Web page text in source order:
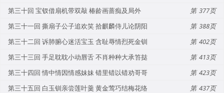
第三十回 宝钗借扇机带双敲 椿龄画蔷痴及局外
377
第三十一回 撕扇子公子追欢笑 拾麒麟侍儿论阴阳
388
第三十二回 诉肺腑心迷活宝玉 含耻辱情烈死金钏
402
第三十三回 手足耽耽小动唇舌 不肖种种大承笞挞
413
第三十四回 情中情因情感妹妹 错里错以错劝哥哥
423
第三十五回 白玉钏亲尝莲叶羹 黄金莺巧结梅花络
437